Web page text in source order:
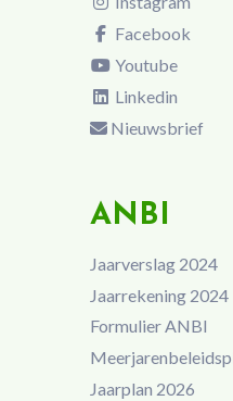
Facebook
Youtube
Linkedin
Nieuwsbrief
ANBI
Jaarverslag 2024
Jaarrekening 2024
Formulier ANBI
Jaarplan 2026